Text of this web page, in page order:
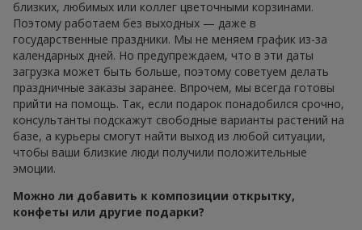
близких, любимых или коллег цветочными корзинами.
Поэтому работаем без выходных — даже в
государственные праздники. Мы не меняем график из-за
календарных дней. Но предупреждаем, что в эти даты
загрузка может быть больше, поэтому советуем делать
праздничные заказы заранее. Впрочем, мы всегда готовы
прийти на помощь. Так, если подарок понадобился срочно,
консультанты подскажут свободные варианты растений на
базе, а курьеры смогут найти выход из любой ситуации,
чтобы ваши близкие люди получили положительные
эмоции.
Можно ли добавить к композиции открытку,
конфеты или другие подарки?